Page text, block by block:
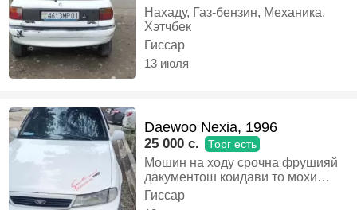
Нахаду, Газ-бензин, Механика,
Хэтчбек
Гиссар
13 июля
Daewoo Nexia, 1996
25 000 c. Торг есть
Мошин на ходу срочна фрушияй
дакументош коидави то мохи
июлаа, Газ-бензин, Механика,
Седан
Гиссар